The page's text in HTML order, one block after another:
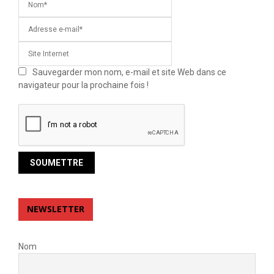
Sauvegarder mon nom, e-mail et site Web dans ce
navigateur pour la prochaine fois !
NEWSLETTER
Nom